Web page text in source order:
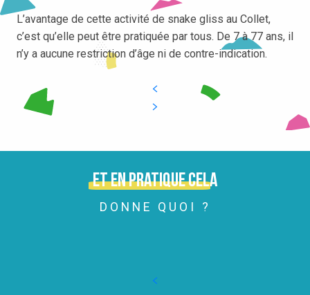
L’avantage de cette activité de snake gliss au Collet,
c’est qu’elle peut être pratiquée par tous. De 7 à 77 ans, il
n’y a aucune restriction d’âge ni de contre-indication.
Et en pratique cela
DONNE QUOI ?